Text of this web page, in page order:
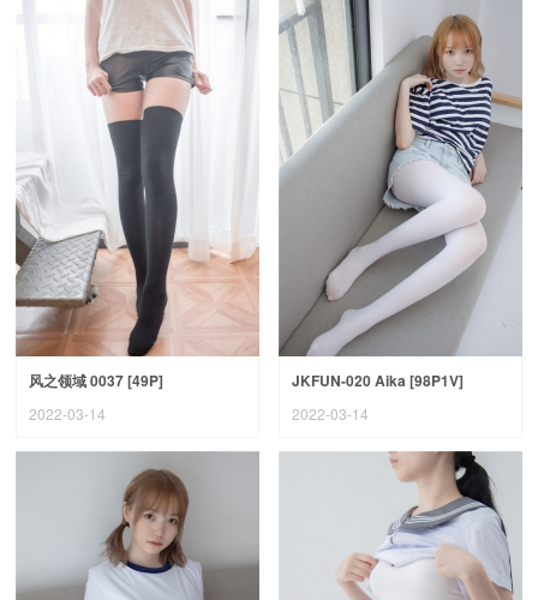
风之领域 0037 [49P]
2022-03-14
JKFUN-020 Aika [98P1V]
2022-03-14